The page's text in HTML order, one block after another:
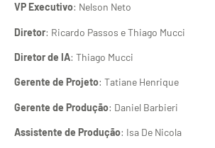
VP Executivo: Nelson Neto
Diretor: Ricardo Passos e Thiago Mucci
Diretor de IA: Thiago Mucci
Gerente de Projeto: Tatiane Henrique
Gerente de Produção: Daniel Barbieri
Assistente de Produção: Isa De Nicola